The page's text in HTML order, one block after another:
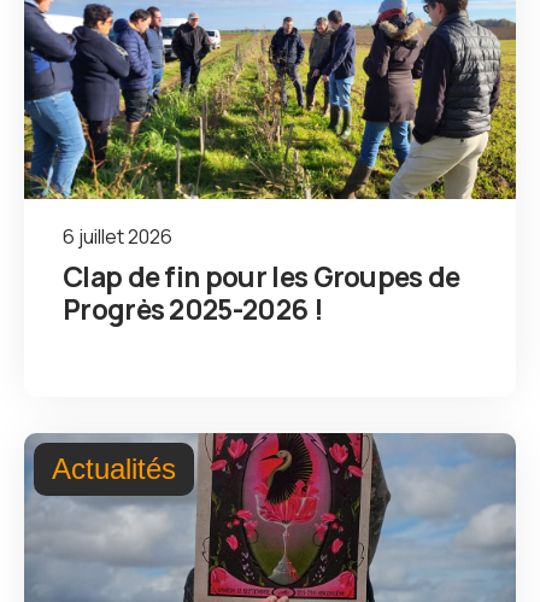
6 juillet 2026
Clap de fin pour les Groupes de
Progrès 2025-2026 !
Actualités